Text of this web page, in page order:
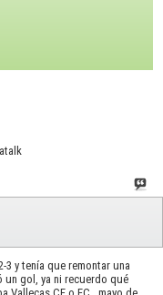
y tenía que remontar una
un gol, ya ni recuerdo qué